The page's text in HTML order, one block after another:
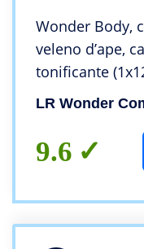
Wonder Body,
veleno d’ape,
tonificante
Company
LR Wonder
9.6